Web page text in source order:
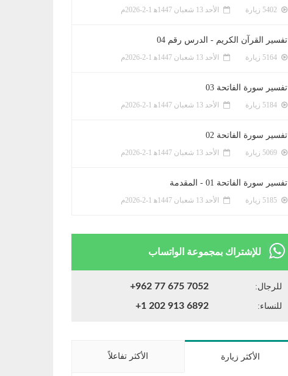
الأحد 13 شعبان 1447ﻫ 1-2-2026م
تفسير القرآن الكريم - الدرس رقم 04
الأحد 13 شعبان 1447ﻫ 1-2-2026م
تفسير سورة الفاتحة 03
الأحد 13 شعبان 1447ﻫ 1-2-2026م
تفسير سورة الفاتحة 02
الأحد 13 شعبان 1447ﻫ 1-2-2026م
تفسير سورة الفاتحة 01 - المقدمة
الأحد 13 شعبان 1447ﻫ 1-2-2026م
للإشتراك بمجموعة الواتساب
للرجال: +962 77 675 7052
للنساء: +1 202 913 6892
الأكثر زيارة الأكثر تفاعلاً